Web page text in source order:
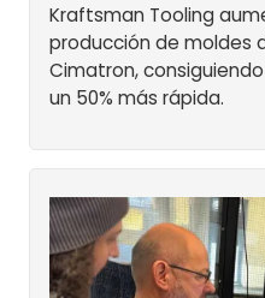
Kraftsman Tooling
producción de moldes
Cimatron,
un 50% más rápida.